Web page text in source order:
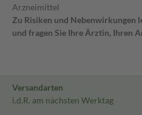
Arzneimittel
Zu Risiken und Nebenwirkungen
und fragen Sie Ihre Ärztin, Ihren
Versandarten
i.d.R. am nächsten Werktag